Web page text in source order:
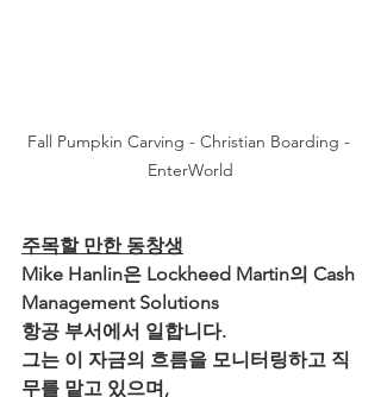
Fall Pumpkin Carving - Christian Boarding -
EnterWorld
주목할 만한 동창생
Mike Hanlin은 Lockheed Martin의 Cash
Management Solutions
항공 부서에서 일합니다.
그는 이 자금의 흐름을 모니터링하고 직
무를 맡고 있으며,